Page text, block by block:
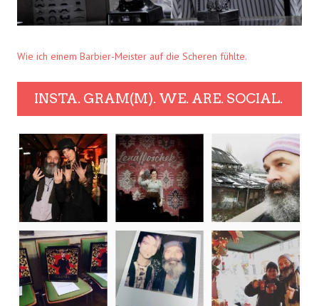
Wie ich einem Barbier-Meister auf die Scheren fühlte.
INSTA. GRAM(M). WE. ARE. SOCIAL.